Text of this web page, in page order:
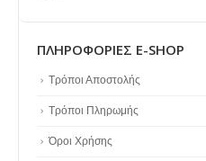
ΠΛΗΡΟΦΟΡΊΕΣ E-SHOP
Τρόποι Αποστολής
Τρόποι Πληρωμής
Όροι Χρήσης